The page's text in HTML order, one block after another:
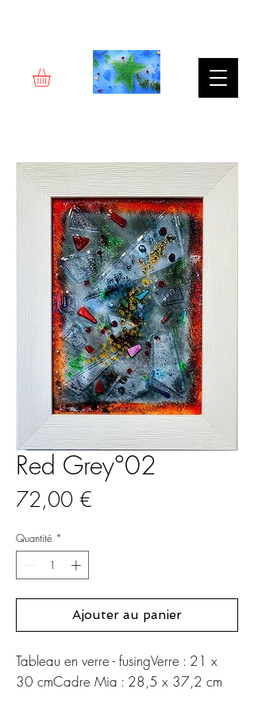
Red Grey°02
72,00 €
Quantité *
Ajouter au panier
Tableau en verre - fusingVerre : 21 x
30 cmCadre Mia : 28,5 x 37,2 cm